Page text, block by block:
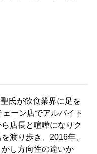
氏が飲食業界に足を
ーン店でアルバイト
店長と喧嘩になりク
渡り歩き、2016年、
し方向性の違いか